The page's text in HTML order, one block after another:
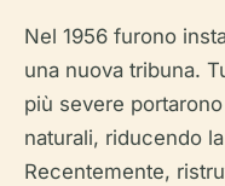
Nel 1956 furono
una nuova tribuna.
più severe
naturali, riducendo
Recentemente,